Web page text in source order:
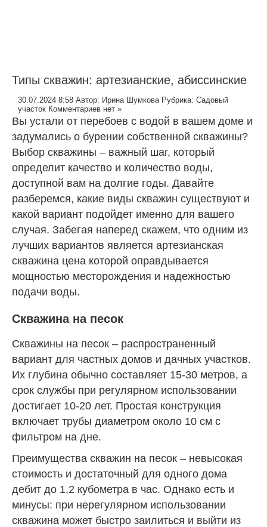
Типы скважин: артезианские, абиссинские
30.07.2024 8:58 Автор: Ирина Шумкова Рубрика: Садовый
участок Комментариев нет »
Вы устали от перебоев с водой в вашем доме и
задумались о бурении собственной скважины?
Выбор скважины – важный шаг, который
определит качество и количество воды,
доступной вам на долгие годы. Давайте
разберемся, какие виды скважин существуют и
какой вариант подойдет именно для вашего
случая. Забегая наперед скажем, что одним из
лучших вариантов является артезианская
скважина цена которой оправдывается
мощностью месторождения и надежностью
подачи воды.
Скважина на песок
Скважины на песок – распространенный
вариант для частных домов и дачных участков.
Их глубина обычно составляет 15-30 метров, а
срок службы при регулярном использовании
достигает 10-20 лет. Простая конструкция
включает трубы диаметром около 10 см с
фильтром на дне.
Преимущества скважин на песок – невысокая
стоимость и достаточный для одного дома
дебит до 1,2 кубометра в час. Однако есть и
минусы: при нерегулярном использовании
скважина может быстро заилиться и выйти из